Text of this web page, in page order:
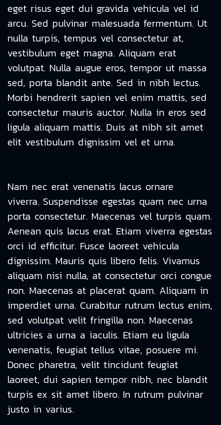
eget risus eget dui gravida vehicula vel id
arcu. Sed pulvinar malesuada fermentum. Ut
nulla turpis, tempus vel consectetur at,
vestibulum eget magna. Aliquam erat
volutpat. Nulla augue eros, tempor ut massa
sed, porta blandit ante. Sed in nibh lectus.
Morbi hendrerit sapien vel enim mattis, sed
consectetur mauris auctor. Nulla in eros sed
ligula aliquam mattis. Duis at nibh sit amet
elit vestibulum dignissim vel et urna.
Nam nec erat venenatis lacus ornare
viverra. Suspendisse egestas quam nec urna
porta consectetur. Maecenas vel turpis quam.
Aenean quis lacus erat. Etiam viverra egestas
orci id efficitur. Fusce laoreet vehicula
dignissim. Mauris quis libero felis. Vivamus
aliquam nisi nulla, at consectetur orci congue
non. Maecenas at placerat quam. Aliquam in
imperdiet urna. Curabitur rutrum lectus enim,
sed volutpat velit fringilla non. Maecenas
ultricies a urna a iaculis. Etiam eu ligula
venenatis, feugiat tellus vitae, posuere mi.
Donec pharetra, velit tincidunt feugiat
laoreet, dui sapien tempor nibh, nec blandit
turpis ex sit amet libero. In rutrum pulvinar
justo in varius.